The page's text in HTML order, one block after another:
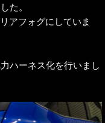
た。
アフォグにしていま
ハーネス化を行いまし